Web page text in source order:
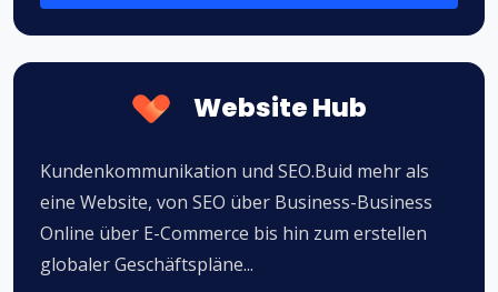
Website Hub
Kundenkommunikation und SEO.Buid mehr als
eine Website, von SEO über Business-Business
Online über E-Commerce bis hin zum erstellen
globaler Geschäftspläne...